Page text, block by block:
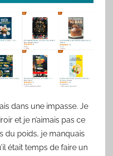
dans une impasse. Je
et je n’aimais pas ce
du poids, je manquais
était temps de faire un